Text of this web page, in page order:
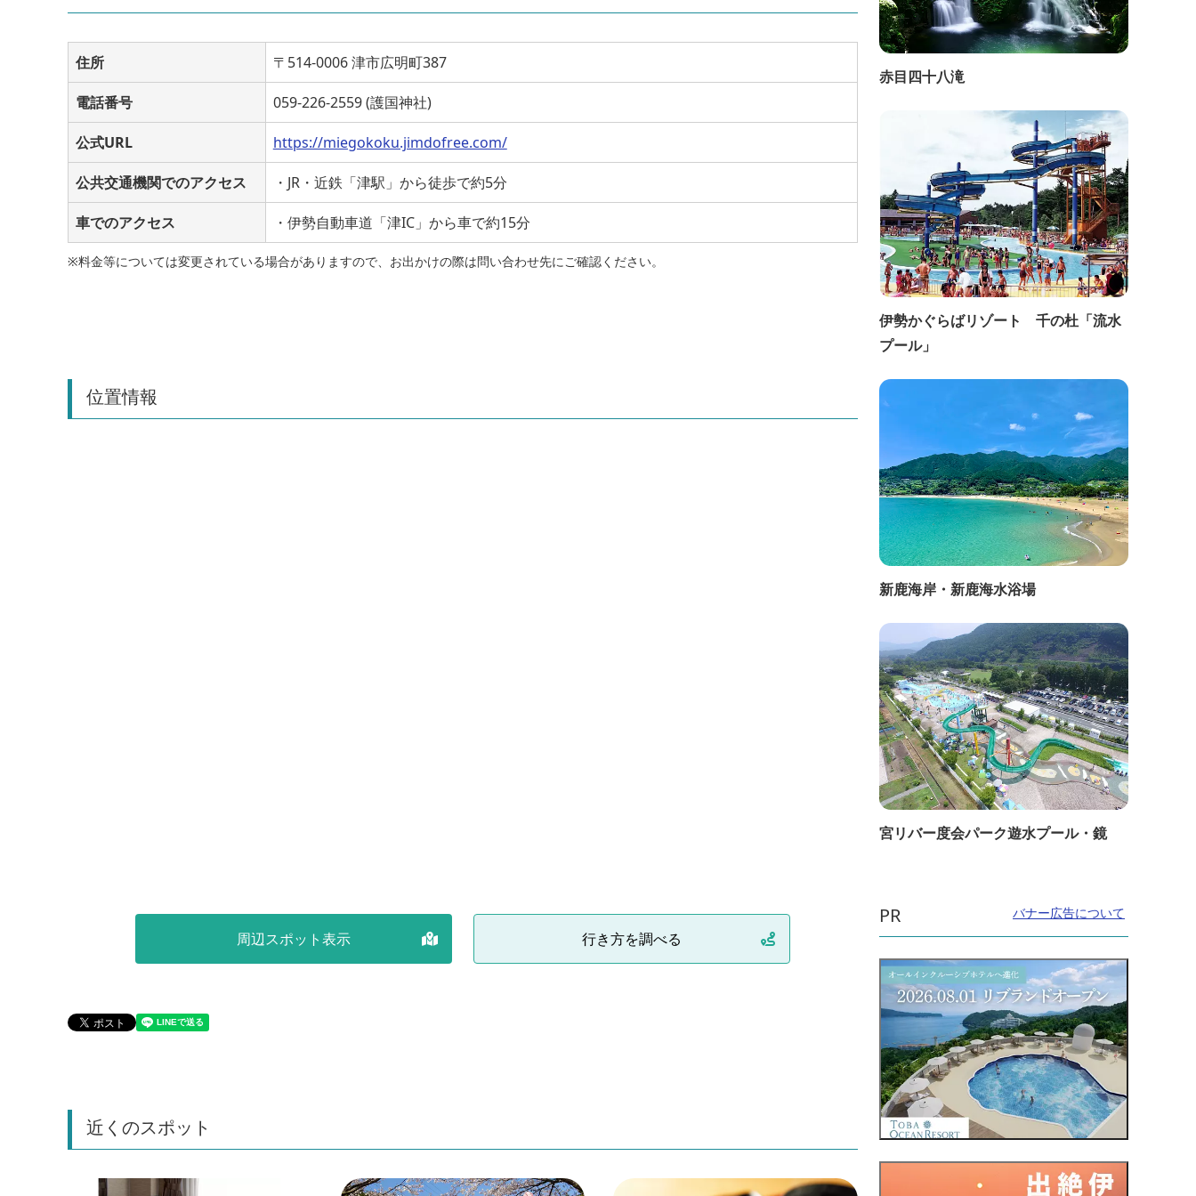
住所 〒514-0006 津市広明町387
電話番号 059-226-2559 (護国神社)
公式URL https://miegokoku.jimdofree.com/
公共交通機関でのアクセス ・JR・近鉄「津駅」から徒歩で約5分
車でのアクセス ・伊勢自動車道「津IC」から車で約15分
※料金等については変更されている場合がありますので、お出かけの際は問い合わせ先にご確認ください。
位置情報
周辺スポット表示 行き方を調べる
近くのスポット
赤目四十八滝
伊勢かぐらばリゾート 千の杜「流水
プール」
新鹿海岸・新鹿海水浴場
宮リバー度会パーク遊水プール・鏡
PR バナー広告について